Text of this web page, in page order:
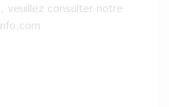
veuillez consulter notre